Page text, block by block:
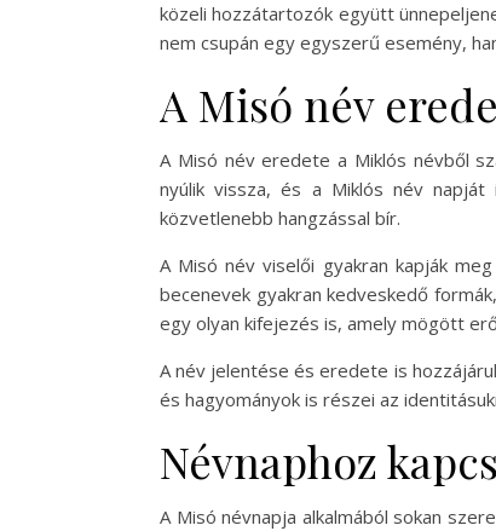
közeli hozzátartozók együtt
nem csupán egy egyszerű esemény,
A Misó név
A Misó név eredete a Miklós névből
nyúlik vissza, és a Miklós név
közvetlenebb hangzással bír.
A Misó név viselői gyakran kapják
becenevek gyakran kedveskedő
egy olyan kifejezés is, amely mögött
A név jelentése és eredete is
és hagyományok is részei az
Névnaphoz
A Misó névnapja alkalmából sokan